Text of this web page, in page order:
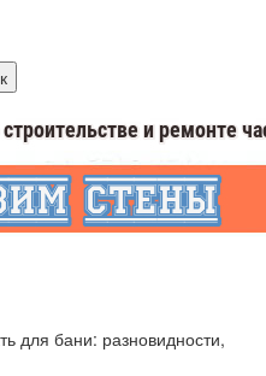
для бани: разновидности,